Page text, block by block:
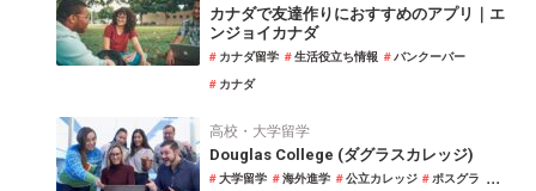
カナダで友達作りにおすすめのアプリ｜エ
ンジョイカナダ
カナダ留学 生活役立ち情報
バンクーバー
カナダ
高校・大学留学
Douglas College (ダグラスカレッジ)
大学留学 海外進学 公立カレッジ ポスグラ ...